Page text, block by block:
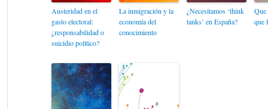
Austeridad en el
gasto electoral:
¿responsabilidad o
suicidio político?
La inmigración y la
economía del
conocimiento
¿Necesitamos ‘think
tanks’ en España?
Que
que